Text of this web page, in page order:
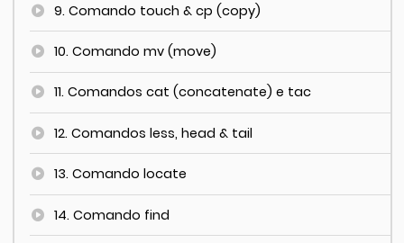
9. Comando touch & cp (copy)
10. Comando mv (move)
11. Comandos cat (concatenate) e tac
12. Comandos less, head & tail
13. Comando locate
14. Comando find